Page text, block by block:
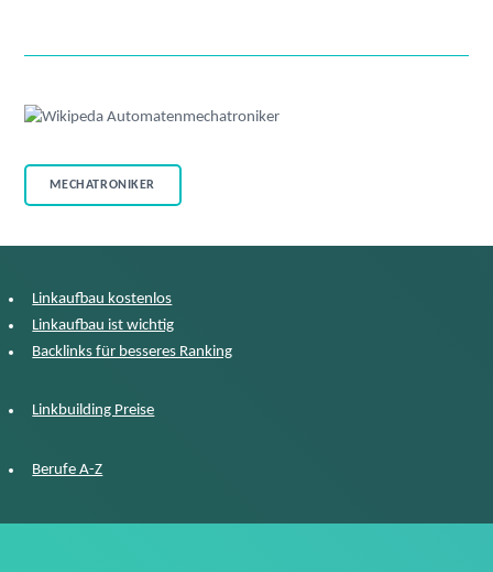
MECHATRONIKER
Linkaufbau kostenlos
Linkaufbau ist wichtig
Backlinks für besseres Ranking
Linkbuilding Preise
Berufe A-Z